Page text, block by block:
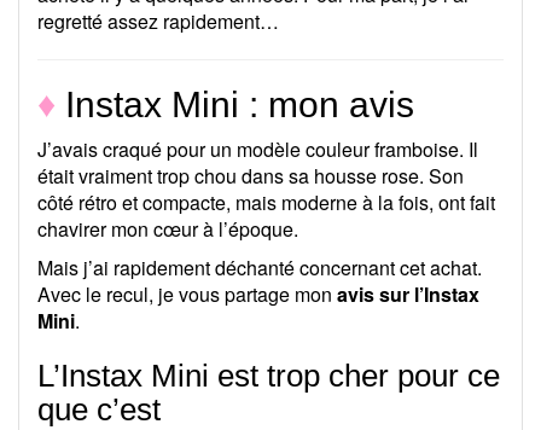
regretté assez rapidement…
♦ Instax Mini : mon avis
J’avais craqué pour un modèle couleur framboise. Il
était vraiment trop chou dans sa housse rose. Son
côté rétro et compacte, mais moderne à la fois, ont fait
chavirer mon cœur à l’époque.
Mais j’ai rapidement déchanté concernant cet achat.
Avec le recul, je vous partage mon avis sur l’Instax
Mini.
L’Instax Mini est trop cher pour ce
que c’est